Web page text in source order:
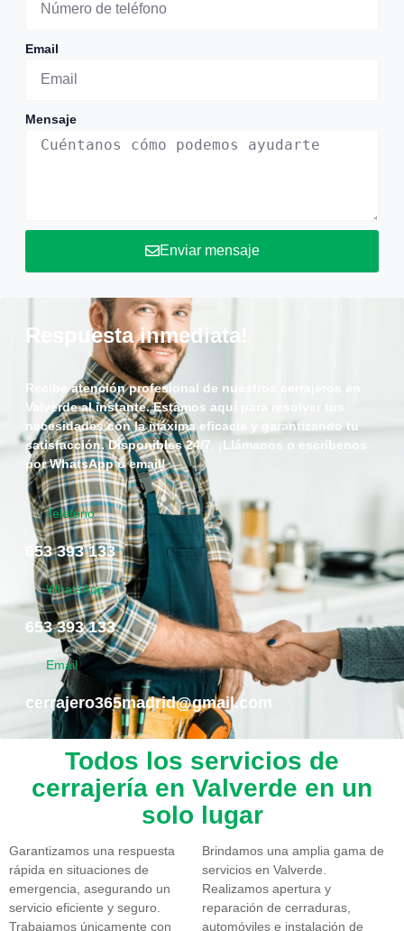
Email
Mensaje
Enviar mensaje
Respuesta inmediata!
Recibe atención profesional de nuestros cerrajeros en
Valverde al instante. Estamos aquí para resolver tus
necesidades con la máxima eficacia y garantizando tu
satisfacción. Disponibles 24/7. ¡Llámanos o escríbenos
por WhatsApp o email!
Telefono
653 393 133
WhatsApp
653 393 133
Email
cerrajero365madrid@gmail.com
Todos los servicios de
cerrajería en Valverde en un
solo lugar
Garantizamos una respuesta
rápida en situaciones de
emergencia, asegurando un
servicio eficiente y seguro.
Trabajamos únicamente con
Brindamos una amplia gama de
servicios en Valverde.
Realizamos apertura y
reparación de cerraduras,
automóviles e instalación de